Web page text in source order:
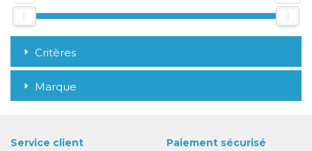
Critères
Marque
Service client Paiement sécurisé